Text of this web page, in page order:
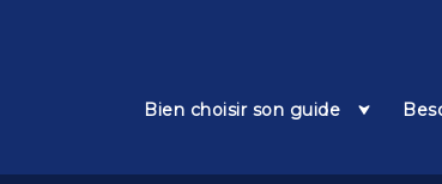
Bien choisir son guide